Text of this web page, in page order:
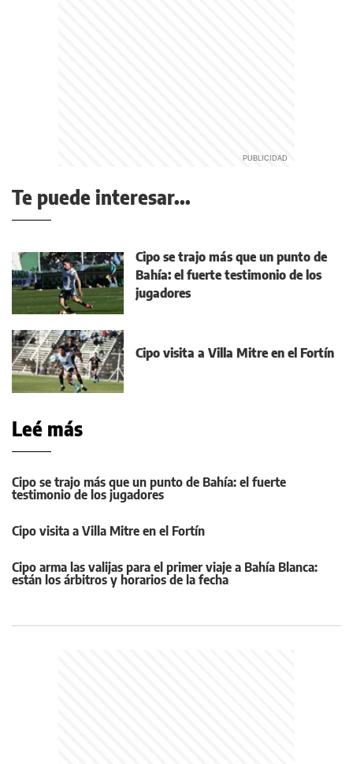
Te puede interesar...
Cipo se trajo más que un punto de
Bahía: el fuerte testimonio de los
jugadores
Cipo visita a Villa Mitre en el Fortín
Leé más
Cipo se trajo más que un punto de Bahía: el fuerte
testimonio de los jugadores
Cipo visita a Villa Mitre en el Fortín
Cipo arma las valijas para el primer viaje a Bahía Blanca:
están los árbitros y horarios de la fecha